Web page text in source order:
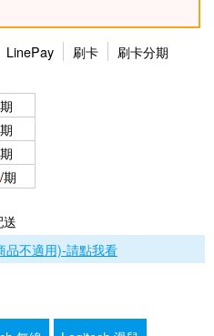
LinePay 刷卡 刷卡分期
/期
送
品不適用)-請點我看